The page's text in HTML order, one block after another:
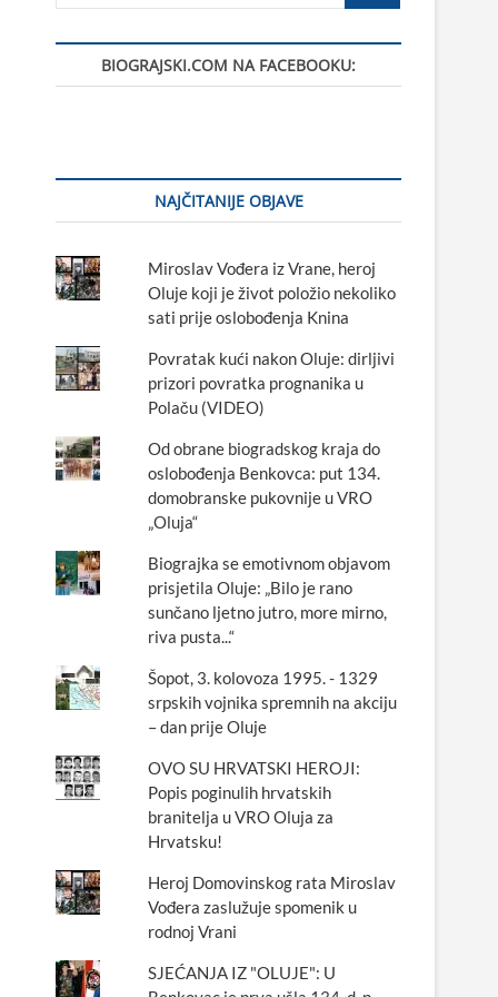
BIOGRAJSKI.COM NA FACEBOOKU:
NAJČITANIJE OBJAVE
Miroslav Vođera iz Vrane, heroj
Oluje koji je život položio nekoliko
sati prije oslobođenja Knina
Povratak kući nakon Oluje: dirljivi
prizori povratka prognanika u
Polaču (VIDEO)
Od obrane biogradskog kraja do
oslobođenja Benkovca: put 134.
domobranske pukovnije u VRO
„Oluja“
Biograjka se emotivnom objavom
prisjetila Oluje: „Bilo je rano
sunčano ljetno jutro, more mirno,
riva pusta...“
Šopot, 3. kolovoza 1995. - 1329
srpskih vojnika spremnih na akciju
– dan prije Oluje
OVO SU HRVATSKI HEROJI:
Popis poginulih hrvatskih
branitelja u VRO Oluja za
Hrvatsku!
Heroj Domovinskog rata Miroslav
Vođera zaslužuje spomenik u
rodnoj Vrani
SJEĆANJA IZ "OLUJE": U